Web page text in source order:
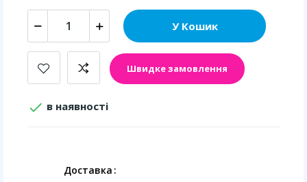
У Кошик
Швидке замовлення
 в наявності
Доставка